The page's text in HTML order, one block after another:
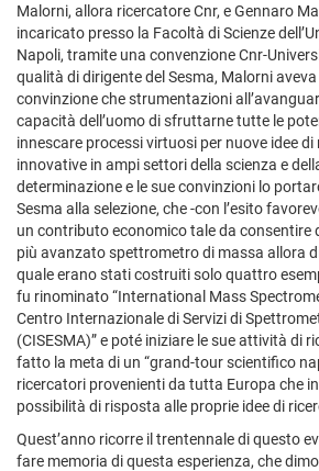
Malorni, allora ricercatore Cnr, e Gennaro
incaricato presso la Facoltà di Scienze
Napoli, tramite una convenzione Cnr-
qualità di dirigente del Sesma, Malorni
convinzione che strumentazioni
capacità dell’uomo di sfruttarne tutte le
innescare processi virtuosi per nuove idee
innovative in ampi settori della scienza e
determinazione e le sue convinzioni lo
Sesma alla selezione, che -con l’esito
un contributo economico tale da consentire
più avanzato spettrometro di massa allora
quale erano stati costruiti solo quattro
fu rinominato “International Mass
Centro Internazionale di Servizi di
(CISESMA)” e poté iniziare le sue attività di
fatto la meta di un “grand-tour scientifico
ricercatori provenienti da tutta Europa che
possibilità di risposta alle proprie idee di
Quest’anno ricorre il trentennale di questo
fare memoria di questa esperienza, che